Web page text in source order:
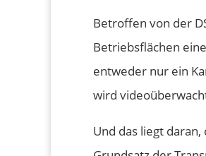
Betroffen von der
Betriebsflächen eine
entweder nur ein
wird
Und das liegt daran,